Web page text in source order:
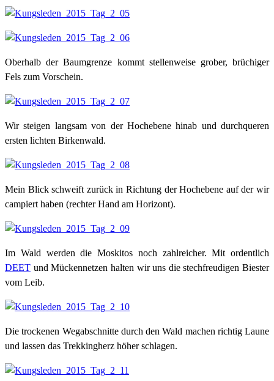
Oberhalb der Baumgrenze kommt stellenweise grober, brüchiger
Fels zum Vorschein.
Wir steigen langsam von der Hochebene hinab und durchqueren
ersten lichten Birkenwald.
Mein Blick schweift zurück in Richtung der Hochebene auf der wir
campiert haben (rechter Hand am Horizont).
Im Wald werden die Moskitos noch zahlreicher. Mit ordentlich
DEET und Mückennetzen halten wir uns die stechfreudigen Biester
vom Leib.
Die trockenen Wegabschnitte durch den Wald machen richtig Laune
und lassen das Trekkingherz höher schlagen.